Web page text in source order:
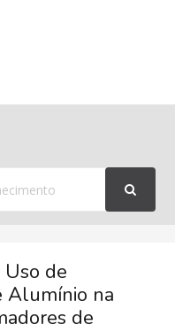
de
Alumínio na
de